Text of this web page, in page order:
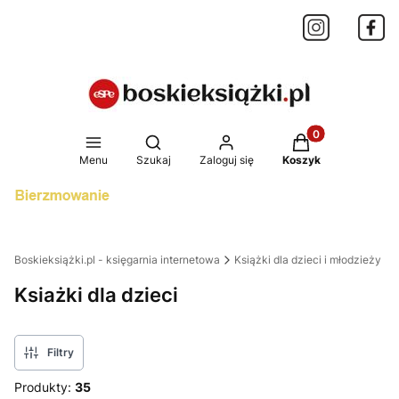
Menu
Otwórz wyszukiwarkę
Szukaj Zaloguj się
Produkty w
Koszyk
Boskieksiążki.pl - księgarnia internetowa Książki dla dzieci i młodzieży
Ksiażki dla dzieci
Filtry
Produkty: 35